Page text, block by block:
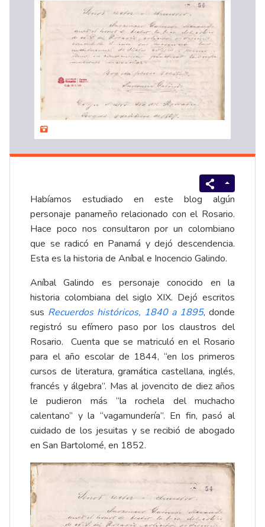
Habíamos estudiado en este blog algún
personaje panameño relacionado con el Rosario.
Hace poco nos consultaron por un colombiano
que se radicó en Panamá y dejó descendencia.
Esta es la historia de Aníbal e Inocencio Galindo.
Aníbal Galindo es personaje conocido en la
historia colombiana del siglo XIX. Dejó escritos
sus Recuerdos históricos, 1840 a 1895, donde
registró su efímero paso por los claustros del
Rosario. Cuenta que se matriculó en el Rosario
para el año escolar de 1844, “en los primeros
cursos de literatura, gramática castellana, inglés,
francés y álgebra”. Mas al jovencito de diez años
le pudieron más “la rochela del muchacho
calentano” y la “vagamundería”. En fin, pasó al
cuidado de los jesuitas y se recibió de abogado
en San Bartolomé, en 1852.